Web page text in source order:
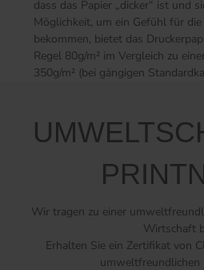
dass das Papier „dicker“ ist und
Möglichkeit, um ein Gefühl für
bekommen, bietet das
Regel 80g/m² im Vergleich zu
350g/m² (bei gängigen
Wir tragen zu einer
Wirtschaft
Erhalten Sie ein Zertifikat von
umweltfreundlichen